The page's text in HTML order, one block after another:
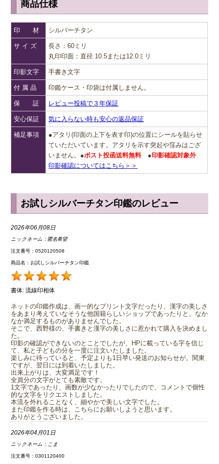
商品仕様
印 材 シルバーチタン
サ イ ズ
長さ：60ミリ
丸印印面：直径 10.5または12.0ミリ
印影文字 手書き文字
付 属 品 印鑑ケース・印袋は付属しません。
保 証 レビュー投稿で３年保証
安心保証 気に入らない時も安心の返品保証
補足事項
●アタリ(印面の上下を表す印)の位置にシールを貼らせ
ていただいています。アタリを示す突起や窪みはござ
いません。●ポスト投函送料無料●印影確認対象外
印影確認についてはこちら＞＞
お試しシルバーチタン印鑑のレビュー
2026年06月08日
ニックネーム： 匿名希望
注文番号：0520120508
商品名：お試しシルバーチタン印鑑
書体: 流線印相体
ネットの印鑑作成は、画一的なプリント文字だったり、漢字の美しさ
をあまり考えていなそうな他国籍らしいショップであったりと、なか
なか満足するものがありませんでした。
そこで、西野様の、手書きと漢字の美しさに惹かれて購入を決めまし
た。
印影の確認ができないのとことでしたが、HPに載っている字を信じ
て、私と子どもの分を一度に注文いたしました。
楽しみに待っていると、予定よりも1日早い発送のお知らせが。関東
ですが、翌日には到着いたしました。
出来上がりは、大変満足です！
全員分の文字がとても素敵です。
1文字であったり、画数が少なかったりでしたので、コメントで個性
的な文字をリクエストしました。
本流を外れることなく、細やかで美しい文字でした。
また印鑑を作る時は、こちらにお願いしようと思います。
ありがとうございました。
2026年04月01日
ニックネーム： こま
注文番号：0301120400